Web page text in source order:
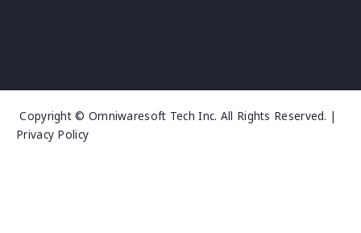
Copyright © Omniwaresoft Tech Inc. All Rights Reserved. |
Privacy Policy